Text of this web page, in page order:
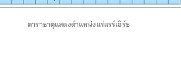
ตาราธาตุแสดงตำแหน่งแร่แรร์เอิร์ธ